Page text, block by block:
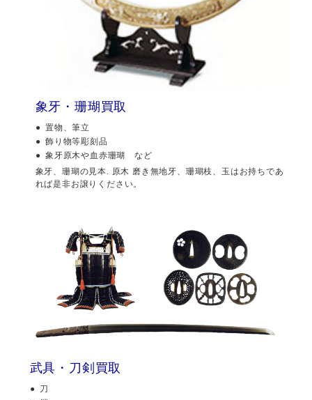
象牙・珊瑚買取
置物、筆立
飾り物等彫刻品
象牙原木や血赤珊瑚 など
象牙、珊瑚の見本. 原木 磨き無地牙、珊瑚枝、玉はお持ちであ
れば是非お譲りください。
武具・刀剣買取
刀